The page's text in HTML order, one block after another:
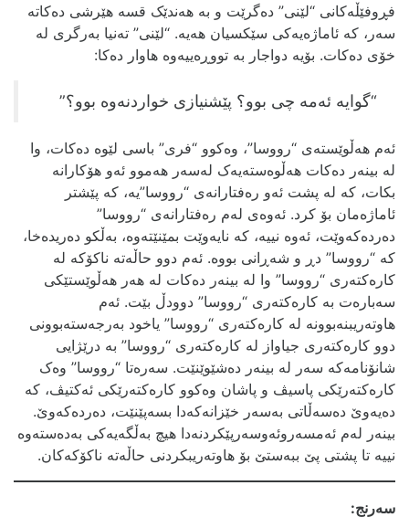
فڕوفێڵه‌کانی “لێنی” ده‌گرێت و به‌ هه‌ندێک قسه‌ هێرشی ده‌کاته‌
سه‌ر، که‌ ئاماژه‌یه‌کی سێکسیان هه‌یه‌. “لێنی” ته‌نیا به‌رگری له‌
خۆی ده‌کات. بۆیه‌ دواجار به‌ تووڕه‌ییه‌وه‌ هاوار ده‌کا:
“گوایه‌ ئه‌مه‌ چی بوو؟ پێشنیازی خواردنه‌وه‌ بوو؟”
ئه‌م هه‌ڵوێسته‌ی “رووسا”، وه‌کوو “فری” باسی لێوه‌ ده‌کات، وا
له‌ بینه‌ر ده‌کات هه‌ڵوه‌سته‌یه‌ک له‌سه‌ر هه‌موو ئه‌و هۆکارانه‌
بکات، که‌ له‌ پشت ئه‌و ره‌فتارانه‌ی “رووسا”یه‌، که‌ پێشتر
ئاماژه‌مان بۆ کرد. ئه‌وه‌ی له‌م ره‌فتارانه‌ی “رووسا”
ده‌رده‌که‌وێت، ئه‌وه‌ نییه‌، که‌ نایه‌وێت بمێنێته‌وه‌، به‌ڵکو ده‌ریده‌خا،
که‌ “رووسا” دڕ و شه‌ڕانی بووه‌. ئه‌م دوو حاڵه‌ته‌ ناکۆکه له‌
کاره‌کته‌ری “رووسا” وا له‌ بینه‌ر ده‌کات له‌ هه‌ر هه‌ڵوێستێکی
سه‌باره‌ت به‌ کاره‌کته‌ری “رووسا” دوودڵ بێت. ئه‌م
هاوته‌ریبنه‌بوونه‌ له‌ کاره‌کته‌ری “رووسا” یاخود به‌رجه‌سته‌بوونی
دوو کاره‌کته‌ری جیاواز له‌ کاره‌کته‌ری “رووسا” به‌ درێژایی
شانۆنامه‌که‌ سه‌ر له‌ بینه‌ر ده‌شێوێنێت. سه‌ره‌تا “رووسا” وه‌ک
کاره‌کته‌رێکی پاسیڤ و پاشان وه‌کوو کاره‌کته‌رێکی ئه‌کتیڤ، که‌
ده‌یه‌وێ ده‌سه‌ڵاتی به‌سه‌ر خێزانه‌که‌دا‌ بسه‌پێنێت، ده‌رده‌که‌وێ.‌
بینه‌ر له‌م ئه‌مسه‌روئه‌وسه‌رپێکردنه‌دا هیچ به‌ڵگه‌یه‌کی به‌ده‌سته‌وه‌
نییه‌ تا پشتی پێ ببه‌ستێ بۆ هاوته‌ریبکردنی حاڵه‌ته‌ ناکۆکه‌کان.
سه‌رنج: